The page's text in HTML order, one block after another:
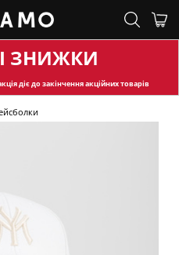
ЗНИЖКИ
діє до закінчення акційних товарів